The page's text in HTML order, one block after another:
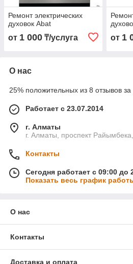
Ремонт электрических
духовок Abat
от 1 000 ₸/услуга от 1
О нас
25% положительных из 8 отзывов за
Работает с 23.07.2014
г. Алматы
г. Алматы, проспект
Контакты
Сегодня работает с 09:00 до
Показать весь график
О нас
Контакты
Доставка и оплата